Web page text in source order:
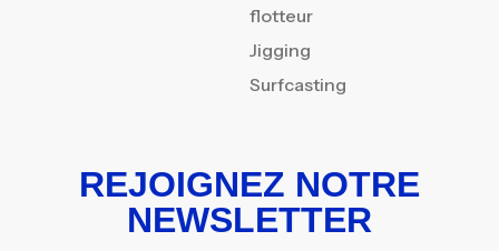
flotteur
Jigging
Surfcasting
REJOIGNEZ NOTRE
NEWSLETTER